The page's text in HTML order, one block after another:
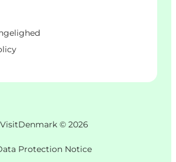
VisitDenmark © 2026
Protection Notice